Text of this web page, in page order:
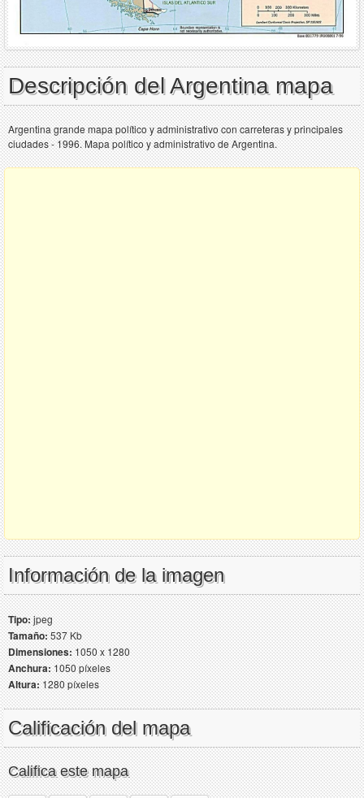
Descripción del Argentina mapa
Argentina grande mapa político y administrativo con carreteras y principales
ciudades - 1996. Mapa político y administrativo de Argentina.
Información de la imagen
Tipo:jpeg
Tamaño:537 Kb
Dimensiones:1050 x 1280
Anchura:1050 píxeles
Altura:1280 píxeles
Calificación del mapa
Califica este mapa